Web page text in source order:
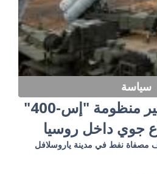
سياسة
أوكرانيا تعلن تدمير منظومة "إس-400"
جوي داخل روسيا
مصفاة نفط في مدينة ياروسلافل